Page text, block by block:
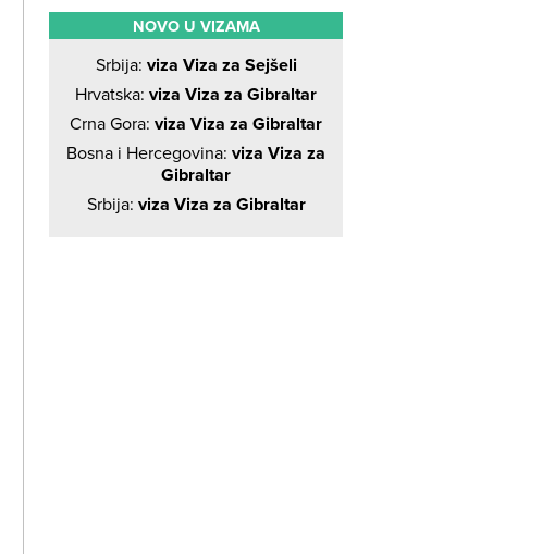
NOVO U VIZAMA
Srbija: viza Viza za Sejšeli
Hrvatska: viza Viza za Gibraltar
Crna Gora: viza Viza za Gibraltar
Bosna i Hercegovina: viza Viza za
Gibraltar
Srbija: viza Viza za Gibraltar